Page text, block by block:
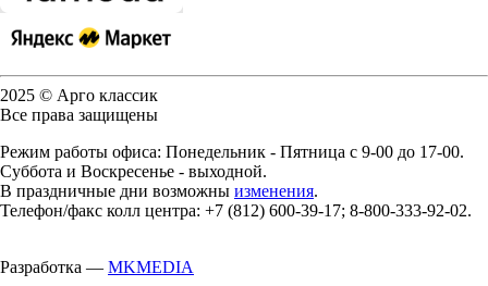
2025 © Арго классик
Все права защищены
Режим работы офиса: Понедельник - Пятница с 9-00 до 17-00.
Суббота и Воскресенье - выходной.
В праздничные дни возможны изменения.
Телефон/факс колл центра: +7 (812) 600-39-17; 8-800-333-92-02.
Разработка — MKMEDIA